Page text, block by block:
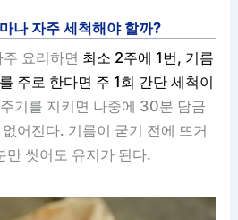
나 자주 세척해야 할까?
요리하면 최소 2주에 1번, 기름
주로 한다면 주 1회 간단 세척이
기를 지키면 나중에 30분 담금
어진다. 기름이 굳기 전에 뜨거
만 씻어도 유지가 된다.